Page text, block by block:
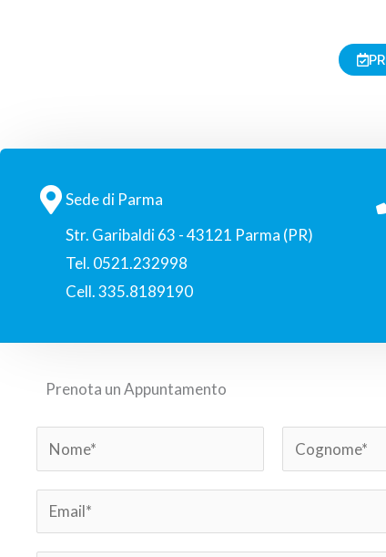
Sede di Parma
Str. Garibaldi 63 - 43121 Parma (PR)
Tel. 0521.232998
Cell. 335.8189190
Prenota un Appuntamento
a
m
m
e
g
n
m